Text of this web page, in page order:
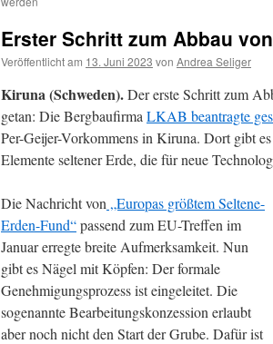
Erster Schritt zum Abbau
Veröffentlicht am 13. Juni 2023 von Andrea Seliger
Kiruna (Schweden).Der erste Schritt zum
getan: Die Bergbaufirma LKAB beantragte
Per-Geijer-Vorkommens in Kiruna. Dort gibt
Elemente seltener Erde, die für neue
Die Nachricht von „Europas größtem Seltene-
Erden-Fund“passend zum EU-Treffen im
Januar erregte breite Aufmerksamkeit. Nun
gibt es Nägel mit Köpfen: Der formale
Genehmigungsprozess ist eingeleitet. Die
sogenannte Bearbeitungskonzession erlaubt
aber noch nicht den Start der Grube. Dafür ist